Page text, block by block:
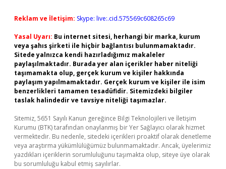
Reklam ve İletişim: Skype: live:.cid.575569c608265c69
Yasal Uyarı: Bu internet sitesi, herhangi bir marka, kurum
veya şahıs şirketi ile hiçbir bağlantısı bulunmamaktadır.
Sitede yalnızca kendi hazırladığımız makaleler
paylaşılmaktadır. Burada yer alan içerikler haber niteliği
taşımamakta olup, gerçek kurum ve kişiler hakkında
paylaşım yapılmamaktadır. Gerçek kurum ve kişiler ile isim
benzerlikleri tamamen tesadüfidir. Sitemizdeki bilgiler
taslak halindedir ve tavsiye niteliği taşımazlar.
Sitemiz, 5651 Sayılı Kanun gereğince Bilgi Teknolojileri ve İletişim
Kurumu (BTK) tarafından onaylanmış bir Yer Sağlayıcı olarak hizmet
vermektedir. Bu nedenle, sitedeki içerikleri proaktif olarak denetleme
veya araştırma yükümlülüğümüz bulunmamaktadır. Ancak, üyelerimiz
yazdıkları içeriklerin sorumluluğunu taşımakta olup, siteye üye olarak
bu sorumluluğu kabul etmiş sayılırlar.